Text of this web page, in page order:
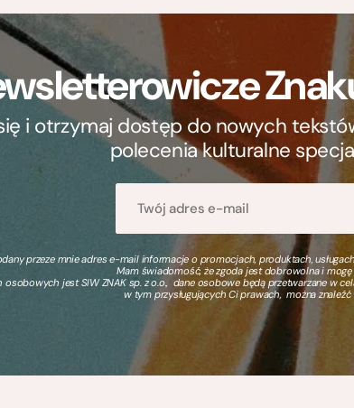
i otrzymaj dostęp do nowych
polecenia kulturalne
przeze mnie adres e-mail informacje o promocjach, produktach,
Mam świadomość, że zgoda jest dobrowolna i
jest SIW ZNAK sp. z o.o., dane osobowe będą przetwarzane w
w tym przysługujących Ci prawach, można znaleźć